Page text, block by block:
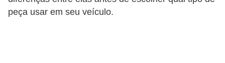
peça usar em seu veículo.